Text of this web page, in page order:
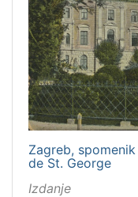
Zagreb,
de St. George
Izdanje